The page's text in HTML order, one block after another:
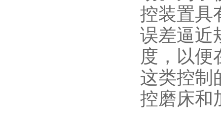
控装置具
误差逼近
度，以便
这类控制
控磨床和